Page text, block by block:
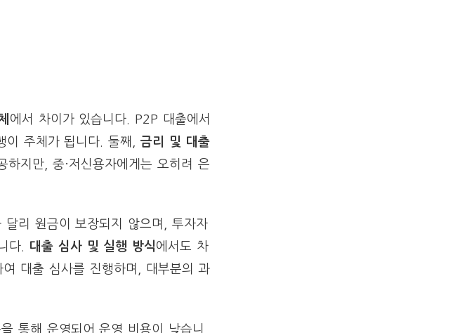
에서 차이가 있습니다. P2P 대출에서
이 주체가 됩니다. 둘째, 금리 및 대출
지만, 중·저신용자에게는 오히려 은
리 원금이 보장되지 않으며, 투자자
다. 대출 심사 및 실행 방식에서도 차
대출 심사를 진행하며, 대부분의 과
통해 운영되어 운영 비용이 낮습니